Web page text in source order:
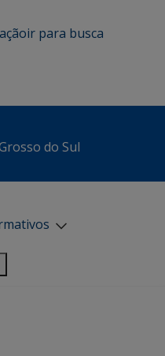
ir para busca
do Sul